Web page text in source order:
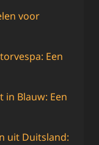
voor
Een
in Blauw: Een
uit Duitsland: